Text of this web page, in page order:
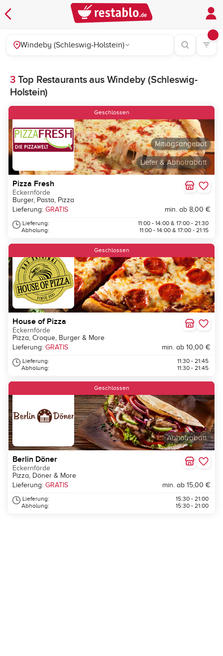
Windeby (Schleswig-Holstein)
3Top Restaurants aus Windeby (Schleswig-
Holstein)
Liefer & Abholrabatt
Mittagsangebot
Geschlossen
Pizza Fresh
Eckernförde
Burger, Pasta, Pizza
Lieferung: GRATIS min. ab 8,00 €
Lieferung:
Abholung:
11:00 - 14:00 & 17:00 - 21:30
11:00 - 14:00 & 17:00 - 21:15
Geschlossen
House of Pizza
Eckernförde
Pizza, Croque, Burger & More
Lieferung: GRATIS min. ab 10,00 €
Lieferung:
Abholung:
11:30 - 21:45
11:30 - 21:45
Abholrabatt
Geschlossen
Berlin Döner
Eckernförde
Pizza, Döner & More
Lieferung: GRATIS min. ab 15,00 €
Lieferung:
Abholung:
15:30 - 21:00
15:30 - 21:00